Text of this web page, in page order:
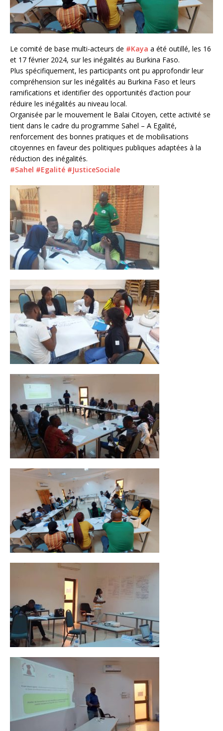
Le comité de base multi-acteurs de #Kaya a été outillé, les 16
et 17 février 2024, sur les inégalités au Burkina Faso.
Plus spécifiquement, les participants ont pu approfondir leur
compréhension sur les inégalités au Burkina Faso et leurs
ramifications et identifier des opportunités d’action pour
réduire les inégalités au niveau local.
Organisée par le mouvement le Balai Citoyen, cette activité se
tient dans le cadre du programme Sahel – A Egalité,
renforcement des bonnes pratiques et de mobilisations
citoyennes en faveur des politiques publiques adaptées à la
réduction des inégalités.
#Sahel #Egalité #JusticeSociale